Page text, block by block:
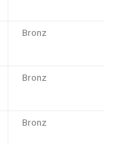
Bronz
Bronz
Bronz